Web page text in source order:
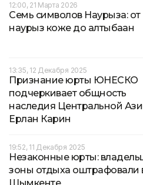
12:00, 21 Марта 2026
Семь символов Наурыза: от
наурыз коже до алтыбақан
13:35, 12 Декабря 2025
Признание юрты ЮНЕСКО
подчеркивает общность
наследия Центральной
Ерлан Карин
19:52, 11 Декабря 2025
Незаконные юрты:
зоны отдыха оштрафовали